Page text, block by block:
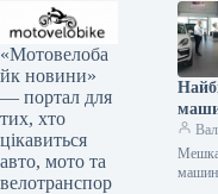
«Мотовелоба
йк новини»
— портал для
тих, хто
цікавиться
авто, мото та
велотранспор
2026